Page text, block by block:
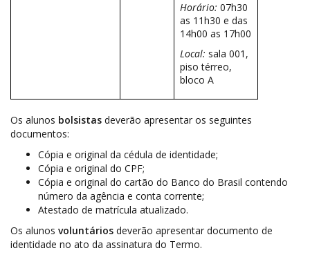
Horário: 07h30
as 11h30 e das
14h00 as 17h00
Local: sala 001,
piso térreo,
bloco A
Os alunos bolsistas deverão apresentar os seguintes
documentos:
Cópia e original da cédula de identidade;
Cópia e original do CPF;
Cópia e original do cartão do Banco do Brasil contendo
número da agência e conta corrente;
Atestado de matrícula atualizado.
Os alunos voluntários deverão apresentar documento de
identidade no ato da assinatura do Termo.